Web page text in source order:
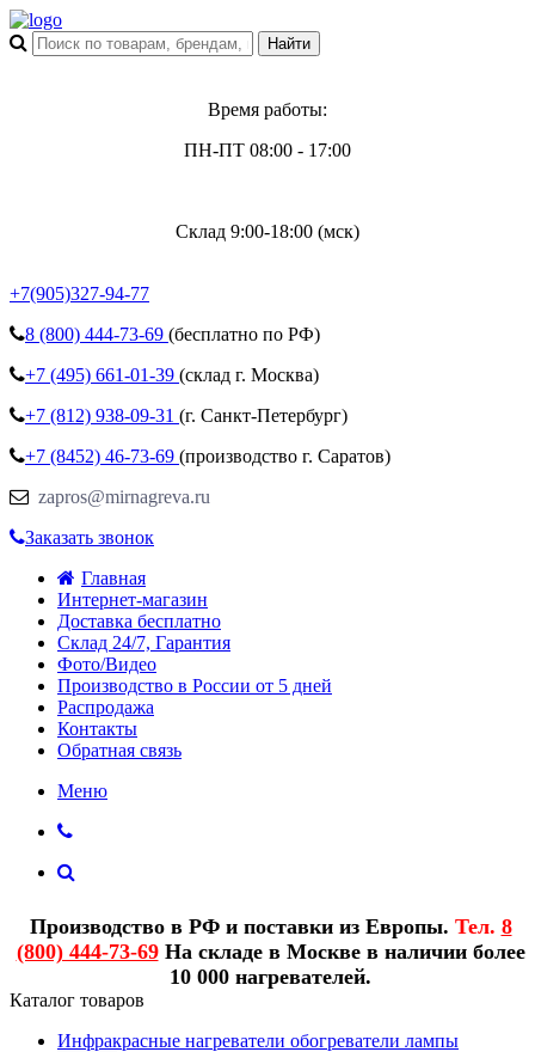
Время работы:
ПН-ПТ 08:00 - 17:00
Склад 9:00-18:00 (мск)
+7(905)327-94-77
8 (800) 444-73-69 (бесплатно по РФ)
+7 (495) 661-01-39 (склад г. Москва)
+7 (812) 938-09-31 (г. Санкт-Петербург)
+7 (8452) 46-73-69 (производство г. Саратов)
zapros@mirnagreva.ru
Заказать звонок
Главная
Интернет-магазин
Доставка бесплатно
Склад 24/7, Гарантия
Фото/Видео
Производство в России от 5 дней
Распродажа
Контакты
Обратная связь
Меню
Производство в РФ и поставки из Европы. Тел. 8
(800) 444-73-69На складе в Москве в наличии более
10 000 нагревателей.
Каталог товаров
Инфракрасные нагреватели обогреватели лампы